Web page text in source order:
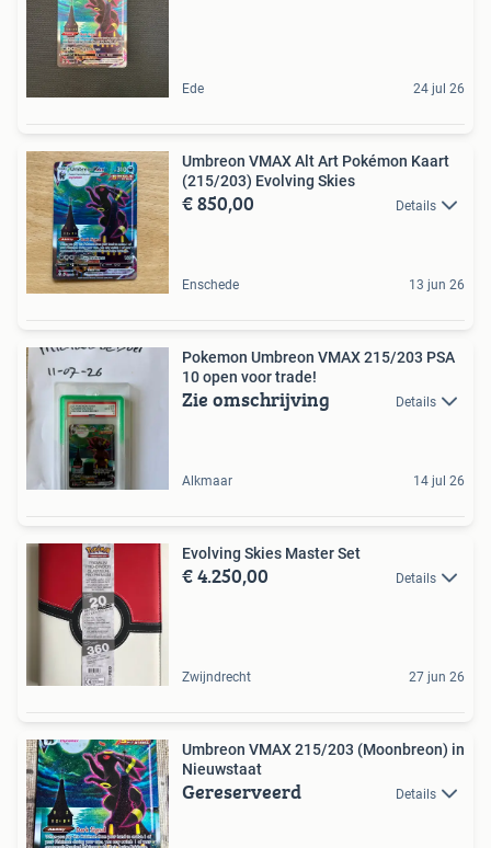
Ede 24 jul 26
Umbreon VMAX Alt Art Pokémon Kaart
(215/203) Evolving Skies
€ 850,00 Details
Enschede 13 jun 26
Pokemon Umbreon VMAX 215/203 PSA
10 open voor trade!
Zie omschrijving Details
Alkmaar 14 jul 26
Evolving Skies Master Set
€ 4.250,00 Details
Zwijndrecht 27 jun 26
Umbreon VMAX 215/203 (Moonbreon) in
Nieuwstaat
Gereserveerd Details